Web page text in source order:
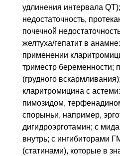
удлинения интервала
недостаточность,
почечной
желтуха/гепатит в
применении
триместр беременности;
(грудного
кларитромицина с
пимозидом,
спорыньи, например,
дигидроэрготамин; с
внутрь; с ингибиторами
(статинами), которые в